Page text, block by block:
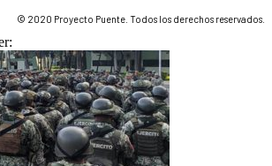
© 2020 Proyecto Puente. Todos los derechos reservados.